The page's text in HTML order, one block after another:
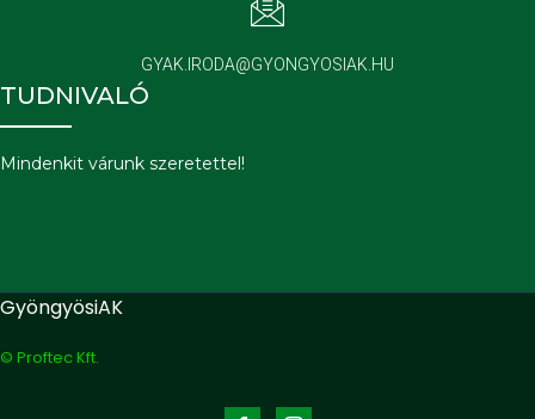
GYAK.IRODA@GYONGYOSIAK.HU
TUDNIVALÓ
Mindenkit várunk szeretettel!
GyöngyösiAK
© Proftec Kft.